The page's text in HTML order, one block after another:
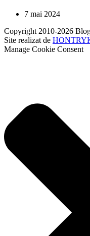
7 mai 2024
Copyright 2010-2026
Site realizat de
Manage Cookie Consent